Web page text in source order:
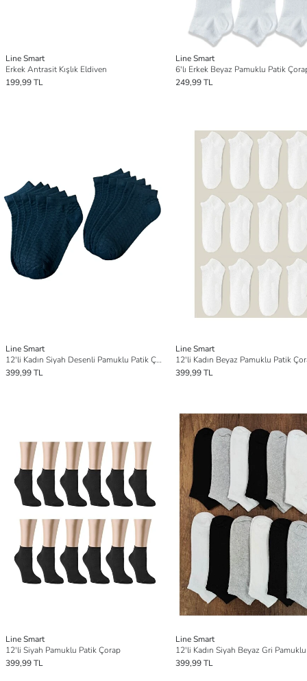
Line Smart
Erkek Antrasit Kışlık Eldiven
199,99 TL
Line Smart
6'lı Erkek Beyaz Pamuklu Patik
249,99 TL
Line Smart
12'li Kadın Siyah Desenli Pamuklu Patik Çorap
399,99 TL
Line Smart
12'li Kadın Beyaz Pamuklu Patik
399,99 TL
Line Smart
12'li Siyah Pamuklu Patik Çorap
399,99 TL
Line Smart
399,99 TL